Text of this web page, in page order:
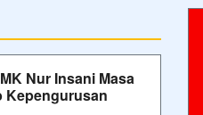
Nur Insani Masa
Kepengurusan